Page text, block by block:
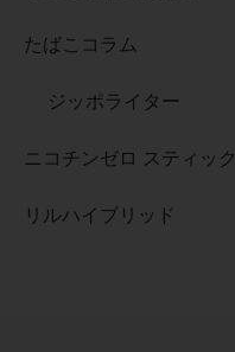
たばこコラム
ジッポライター
ニコチンゼロ スティック
リルハイブリッド